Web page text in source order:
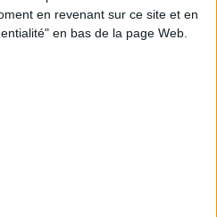
en revenant sur ce site et en
en bas de la page Web.